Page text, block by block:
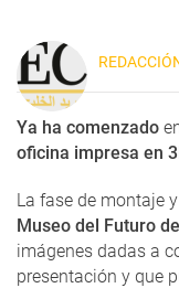
Ya ha comenzado
oficina impresa en
La fase de montaje
Museo del Futuro
imágenes dadas a
presentación y que